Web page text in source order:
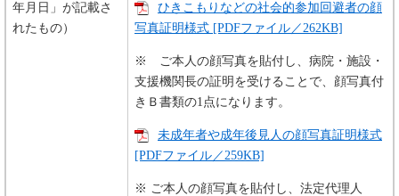
年月日」が記載さ
れたもの）
ひきこもりなどの社会的参加回避者の顔
写真証明様式 [PDFファイル／262KB]
※ ご本人の顔写真を貼付し、病院・施設・
支援機関長の証明を受けることで、顔写真付
きＢ書類の1点になります。
未成年者や成年後見人の顔写真証明様式
[PDFファイル／259KB]
※ ご本人の顔写真を貼付し、法定代理人